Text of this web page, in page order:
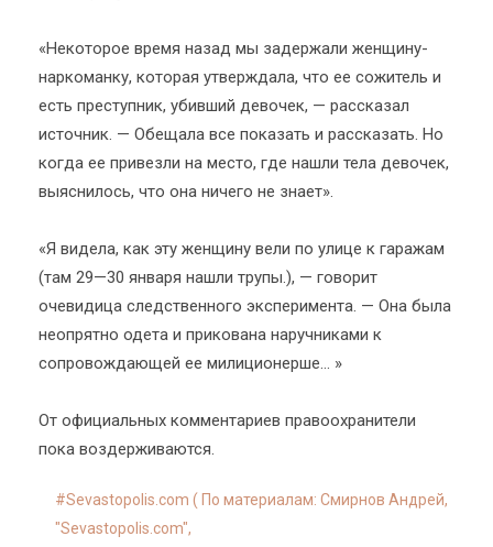
«Некоторое время назад мы задержали женщину-
наркоманку, которая утверждала, что ее сожитель и
есть преступник, убивший девочек, — рассказал
источник. — Обещала все показать и рассказать. Но
когда ее привезли на место, где нашли тела девочек,
выяснилось, что она ничего не знает».
«Я видела, как эту женщину вели по улице к гаражам
(там 29—30 января нашли трупы.), — говорит
очевидица следственного эксперимента. — Она была
неопрятно одета и прикована наручниками к
сопровождающей ее милиционерше… »
От официальных комментариев правоохранители
пока воздерживаются.
Sevastopolis.com ( По материалам: Смирнов Андрей,
"Sevastopolis.com",